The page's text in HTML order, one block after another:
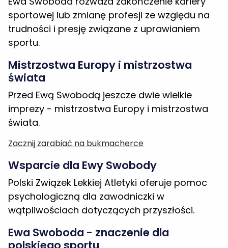
Przed Ewą Swobodą jeszcze dwie wielkie
imprezy - mistrzostwa Europy i mistrzostwa
świata.
Zacznij zarabiać na bukmacherce
Wsparcie dla Ewy Swobody
Polski Związek Lekkiej Atletyki oferuje pomoc
psychologiczną dla zawodniczki w
polskiego sportu
Ewa Swoboda jest jednym z najwybitniejszych
talentów polskiej lekkoatletyki. Jej sukcesy są
nieocenione dla polskiego sportu.